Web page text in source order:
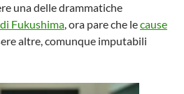
una delle drammatiche
Fukushima, ora pare che lecause
altre, comunque imputabili